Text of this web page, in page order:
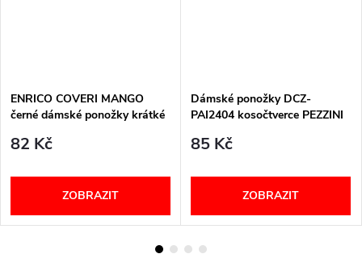
ENRICO COVERI MANGO
černé dámské ponožky krátké
82 Kč
ZOBRAZIT
Dámské ponožky DCZ-
PAI2404 kosočtverce PEZZINI
85 Kč
ZOBRAZIT